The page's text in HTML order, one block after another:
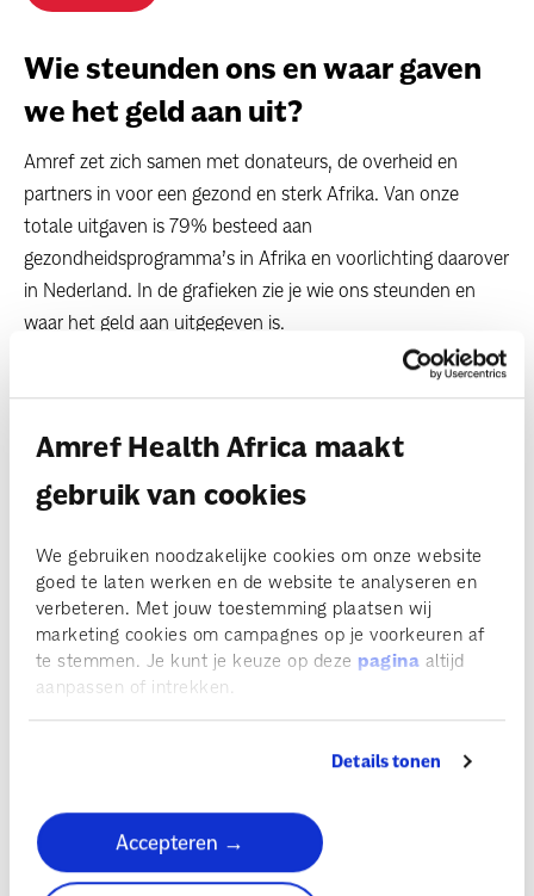
Amref Health Africa maakt
gebruik van cookies
We gebruiken noodzakelijke cookies om onze website
goed te laten werken en de website te analyseren en
verbeteren. Met jouw toestemming plaatsen wij
marketing cookies om campagnes op je voorkeuren af
te stemmen. Je kunt je keuze op deze pagina altijd
aanpassen of intrekken.
Details tonen
Accepteren →
Wie steunden ons en waar gaven
we het geld aan uit?
Amref zet zich samen met donateurs, de overheid en
partners in voor een gezond en sterk Afrika. Van onze
totale uitgaven is 79% besteed aan
gezondheidsprogramma’s in Afrika en voorlichting daarover
in Nederland. In de grafieken zie je wie ons steunden en
waar het geld aan uitgegeven is.
Lees de persoonlijke verhalen bij
onze vier thema's